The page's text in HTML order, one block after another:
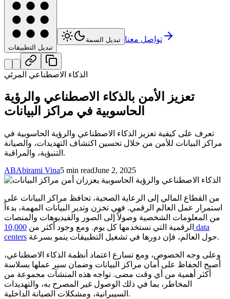
تبديل التطبيقات
تبديل السمة تواصل معنا
الذكاء الاصطناعي المرئي
تعزيز الأمن بالذكاء الاصطناعي والرؤية
الحاسوبية في مراكز البيانات
تعرف على كيفية تعزيز الذكاء الاصطناعي والرؤية الحاسوبية في
مراكز البيانات للأمن من خلال تحسين اكتشاف التهديدات، والصيانة
التنبؤية، والمراقبة.
ABAbirami Vina5 min readJune 2, 2025
من القطاع المالي إلى الرعاية الصحية، تحافظ مراكز البيانات على
استمرار عمل العالم الرقمي. فهي تخزن وتدير البيانات المهمة، بدءاً
من المعلومات الشخصية وصولاً إلى الصور والفيديوهات والمنصات
الرقمية التي نستخدمها كل يوم. ومع وجود أكثر من 10,000 data
centers
حول العالم، فإن دورها في تشغيل التطبيقات ينمو بسرعة.
وعلى وجه الخصوص، ومع تسارع اعتماد أنظمة الذكاء الاصطناعي،
أصبح الحفاظ على أمان مراكز البيانات وضمان سير عملها بسلاسة
أكثر أهمية من أي وقت مضى. تواجه هذه المنشآت مجموعة من
المخاطر، بما في ذلك الوصول غير المصرح به، والتهديدات
السيبرانية، ومشكلات الصيانة الداخلية.